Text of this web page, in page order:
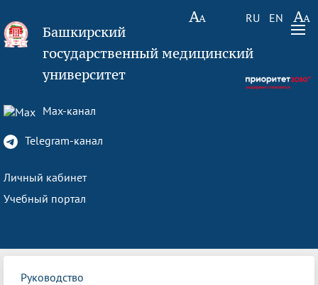
RU EN
Башкирский
государственный медицинский
университет
Max-канал
Telegram-канал
Личный кабинет
Учебный портал
Руководство